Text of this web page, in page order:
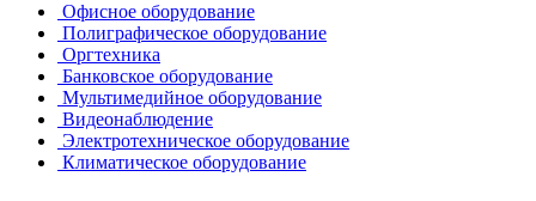
Офисное оборудование
Полиграфическое оборудование
Оргтехника
Банковское оборудование
Мультимедийное оборудование
Видеонаблюдение
Электротехническое оборудование
Климатическое оборудование